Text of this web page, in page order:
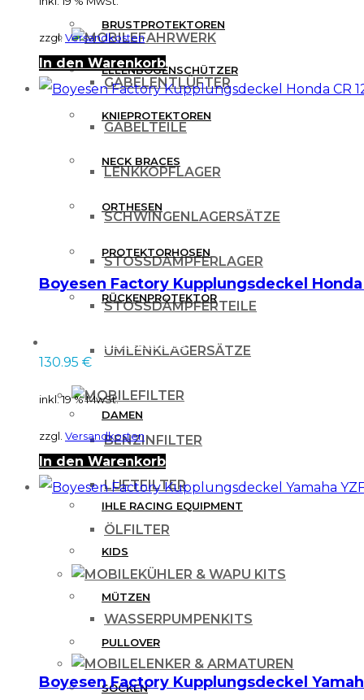
FAHRWERK
GABELENTLÜFTER
GABELTEILE
LENKKOPFLAGER
SCHWINGENLAGERSÄTZE
STOSSDÄMPFERLAGER
STOSSDÄMPFERTEILE
UMLENKLAGERSÄTZE
FILTER
BENZINFILTER
LUFTFILTER
ÖLFILTER
KÜHLER & WAPU KITS
WASSERPUMPENKITS
LENKER & ARMATUREN
BRUSTPROTEKTOREN
ELLENBOGENSCHÜTZER
KNIEPROTEKTOREN
NECK BRACES
ORTHESEN
PROTEKTORHOSEN
RÜCKENPROTEKTOR
FREIZEITBEKLEIDUNG
DAMEN
HERREN
IHLE RACING EQUIPMENT
KIDS
MÜTZEN
PULLOVER
SOCKEN
zzgl.Versandkosten
In den Warenkorb
Boyesen Factory Kupplungsdeckel Honda
130.95 €
inkl. 19 % MwSt.
zzgl. Versandkosten
In den Warenkorb
Boyesen Factory Kupplungsdeckel